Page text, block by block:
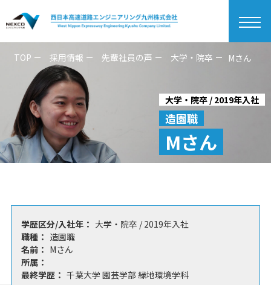
TOP
採用情報 先輩社員の声 大学・院卒 Mさん
大学・院卒 / 2019年入社
造園職
Mさん
学歴区分/入社年： 大学・院卒 / 2019年入社
職種： 造園職
名前： Mさん
所属：
最終学歴： 千葉大学 園芸学部 緑地環境学科